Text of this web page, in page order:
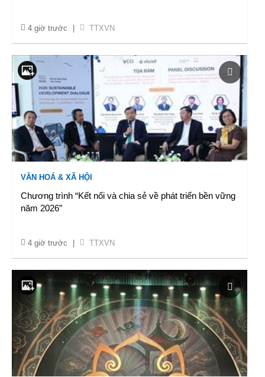
4 giờ trước TTXVN
VĂN HOÁ & XÃ HỘI
Chương trình “Kết nối và chia sẻ về phát triển bền vững
năm 2026”
4 giờ trước TTXVN